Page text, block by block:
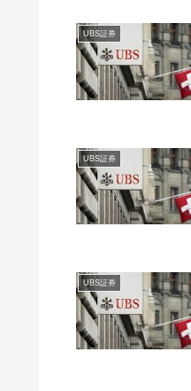
UBS証券
UBS証券
UBS証券